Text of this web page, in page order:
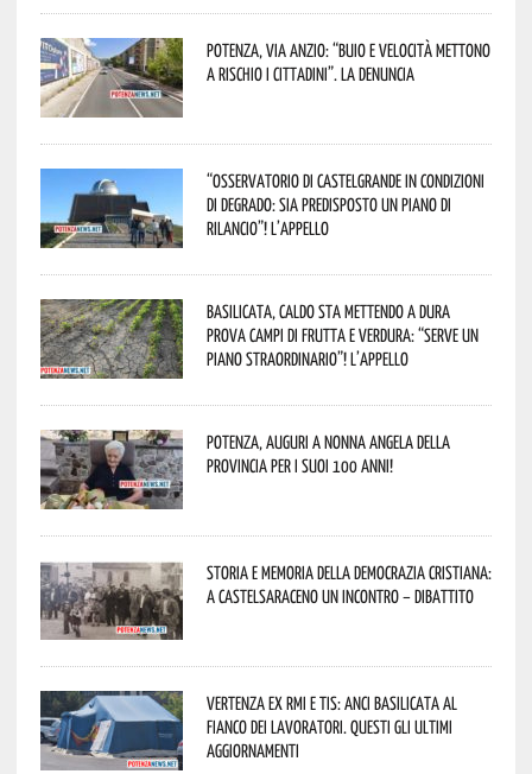
Potenza, Via Anzio: “Buio e velocità mettono
a rischio i cittadini”. La denuncia
“Osservatorio di Castelgrande in condizioni
di degrado: sia predisposto un piano di
rilancio”! L’appello
Basilicata, caldo sta mettendo a dura
prova campi di frutta e verdura: “Serve un
piano straordinario”! L’appello
Potenza, auguri a nonna Angela della
provincia per i suoi 100 anni!
Storia e memoria della Democrazia Cristiana:
a Castelsaraceno un incontro – dibattito
Vertenza ex RMI e TIS: ANCI Basilicata al
fianco dei lavoratori. Questi gli ultimi
aggiornamenti